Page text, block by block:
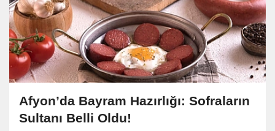
Afyon’da Bayram Hazırlığı: Sofraların
Sultanı Belli Oldu!